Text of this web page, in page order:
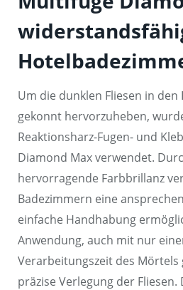
Um die dunklen Fliesen in
gekonnt hervorzuheben,
Reaktionsharz-Fugen- und
Diamond Max verwendet.
hervorragende Farbbrillanz
Badezimmern eine
einfache Handhabung
Anwendung, auch mit nur
Verarbeitungszeit des Mörtels
präzise Verlegung der